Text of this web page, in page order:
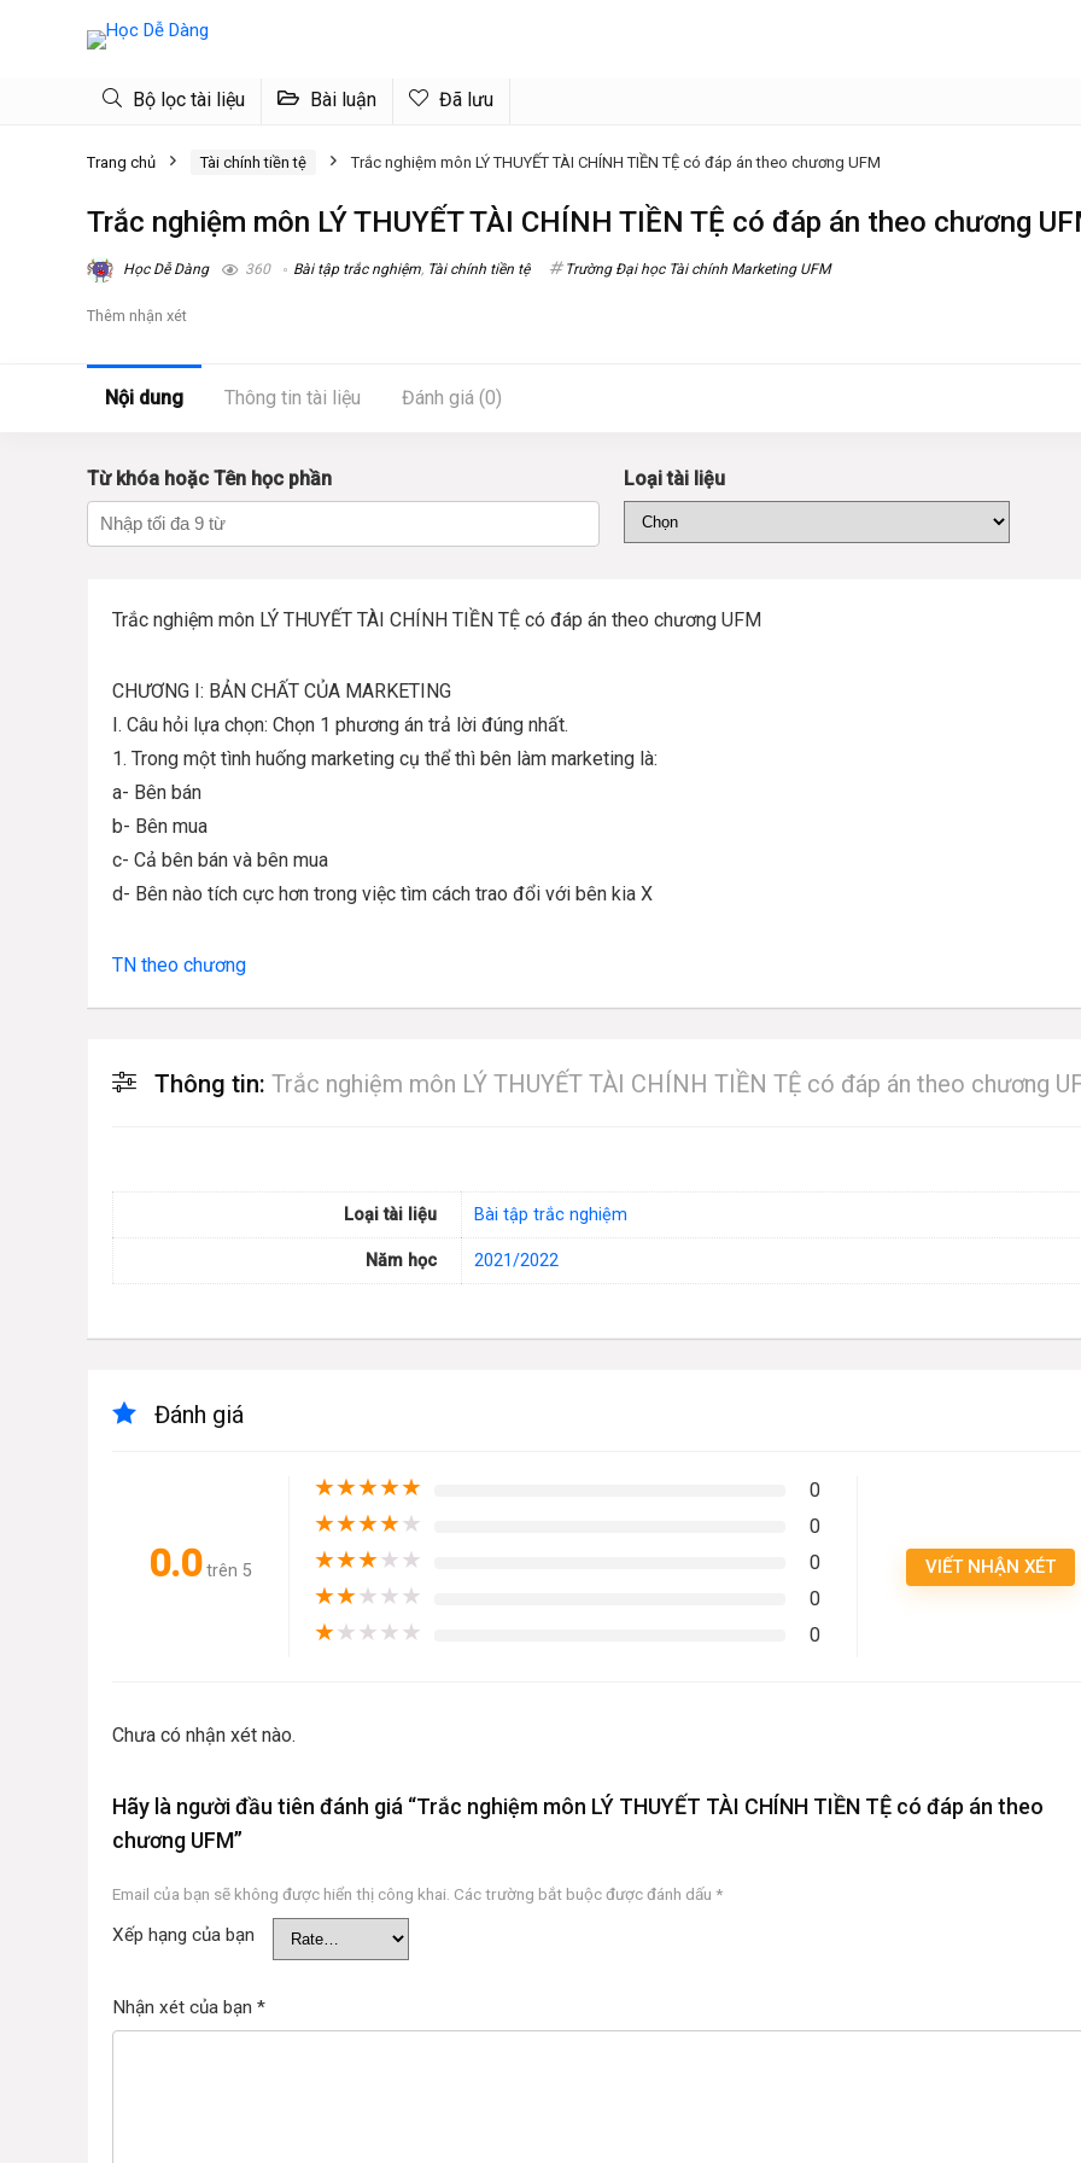
Bộ lọc tài liệu Bài luận Đã lưu
Trang chủ Tài chính tiền tệ Trắc nghiệm môn LÝ THUYẾT TÀI CHÍNH TIỀN TỆ có đáp án theo chương UFM
Trắc nghiệm môn LÝ THUYẾT TÀI CHÍNH TIỀN TỆ có đáp án theo chương
Học Dễ Dàng 360 Bài tập trắc nghiệm, Tài chính tiền tệ Trường Đại học Tài chính Marketing UFM
Thêm nhận xét
Nội dung Thông tin tài liệu Đánh giá (0)
Từ khóa hoặc Tên học phần Loại tài liệu
Trắc nghiệm môn LÝ THUYẾT TÀI CHÍNH TIỀN TỆ có đáp án theo chương UFM
CHƯƠNG I: BẢN CHẤT CỦA MARKETING
I. Câu hỏi lựa chọn: Chọn 1 phương án trả lời đúng nhất.
1. Trong một tình huống marketing cụ thểthì bên làm marketing là:
a- Bên bán
b- Bên mua
c- Cả bên bán và bên mua
d- Bên nào tích cực hơn trong việc tìm cách trao đổi với bên kia X
TN theo chương
Thông tin: Trắc nghiệm môn LÝ THUYẾT TÀI CHÍNH TIỀN TỆ có đáp án theo chương
Loại tài liệu Bài tập trắc nghiệm
Năm học 2021/2022
Đánh giá
0.0 trên 5
★★★★★ 0
★★★★★ 0
★★★★★ 0
★★★★★ 0
★★★★★ 0
VIẾT NHẬN XÉT
Chưa có nhận xét nào.
Hãy là người đầu tiên đánh giá “Trắc nghiệm môn LÝ THUYẾT TÀI CHÍNH TIỀN TỆ có đáp án theo
chương UFM”
Email của bạn sẽ không được hiển thị công khai. Các trường bắt buộc được đánh dấu *
Xếp hạng của bạn
Nhận xét của bạn *